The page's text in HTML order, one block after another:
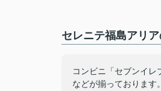
セレニテ福島アリ
コンビニ「セブンイ
などが揃っております